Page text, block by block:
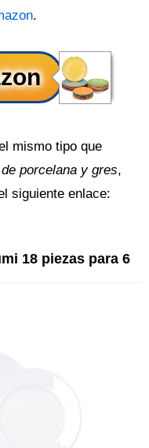
.
mismo tipo que
porcelana y gres,
siguiente enlace:
18 piezas para 6